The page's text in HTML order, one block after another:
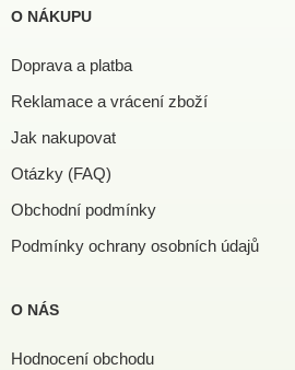
O NÁKUPU
Doprava a platba
Reklamace a vrácení zboží
Jak nakupovat
Otázky (FAQ)
Obchodní podmínky
Podmínky ochrany osobních údajů
O NÁS
Hodnocení obchodu